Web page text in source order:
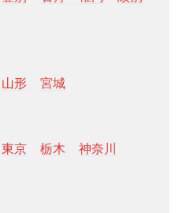
山形 宮城
東京 栃木
神奈川